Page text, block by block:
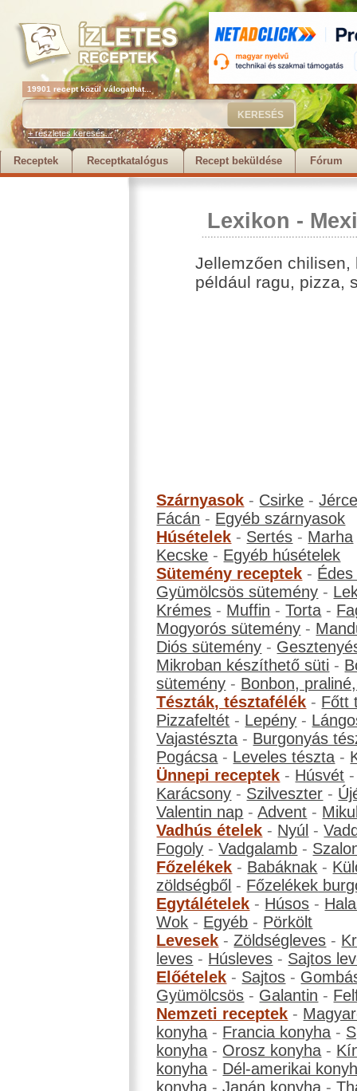
19901 recept közül válogathat...
+ részletes keresés...
Receptek Receptkatalógus Recept beküldése Fórum
Lexikon -
Jellemzően
például ragu, pizza,
Szárnyasok - Csirke -
Fácán - Egyéb szárnyasok
Húsételek - Sertés - Marha
Kecske - Egyéb húsételek
Sütemény receptek -
Gyümölcsös sütemény -
Krémes - Muffin -Torta -
Mogyorós sütemény -
Diós sütemény -
Mikroban készíthető süti -
sütemény - Bonbon,
Tészták, tésztafélék - Főtt
Pizzafeltét - Lepény -
Vajastészta - Burgonyás
Pogácsa - Leveles tészta -
Ünnepi receptek - Húsvét
Karácsony - Szilveszter -
Valentin nap -Advent -
Vadhús ételek - Nyúl -
Fogoly -Vadgalamb -
Főzelékek - Babáknak -
zöldségből - Főzelékek
Egytálételek - Húsos -
Wok - Egyéb - Pörkölt
Levesek -Zöldségleves -
leves - Húsleves - Sajtos
Előételek - Sajtos -
Gyümölcsös - Galantin -
Nemzeti receptek -
konyha - Francia konyha -
konyha - Orosz konyha -
konyha - Dél-amerikai
konyha -Japán konyha -